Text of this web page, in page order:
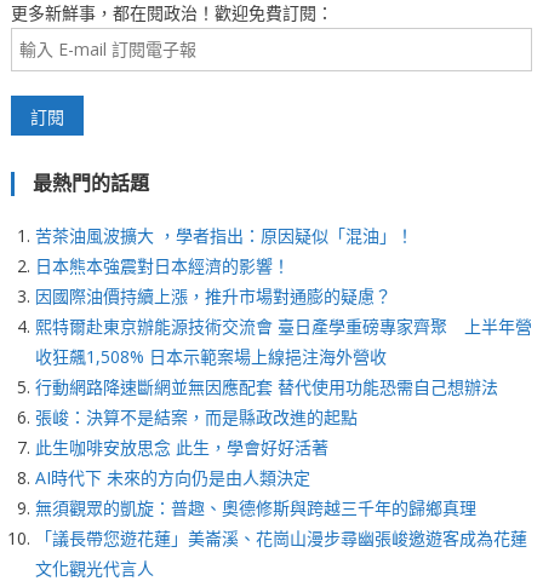
更多新鮮事，都在閱政治！歡迎免費訂閱：
最熱門的話題
苦茶油風波擴大 ，學者指出：原因疑似「混油」！
日本熊本強震對日本經濟的影響！
因國際油價持續上漲，推升市場對通膨的疑慮？
熙特爾赴東京辦能源技術交流會 臺日產學重磅專家齊聚 上半年營
收狂飆1,508% 日本示範案場上線挹注海外營收
行動網路降速斷網並無因應配套 替代使用功能恐需自己想辦法
張峻：決算不是結案，而是縣政改進的起點
此生咖啡安放思念 此生，學會好好活著
AI時代下 未來的方向仍是由人類決定
無須觀眾的凱旋：普趣、奧德修斯與跨越三千年的歸鄉真理
「議長帶您遊花蓮」美崙溪、花崗山漫步尋幽張峻邀遊客成為花蓮
文化觀光代言人